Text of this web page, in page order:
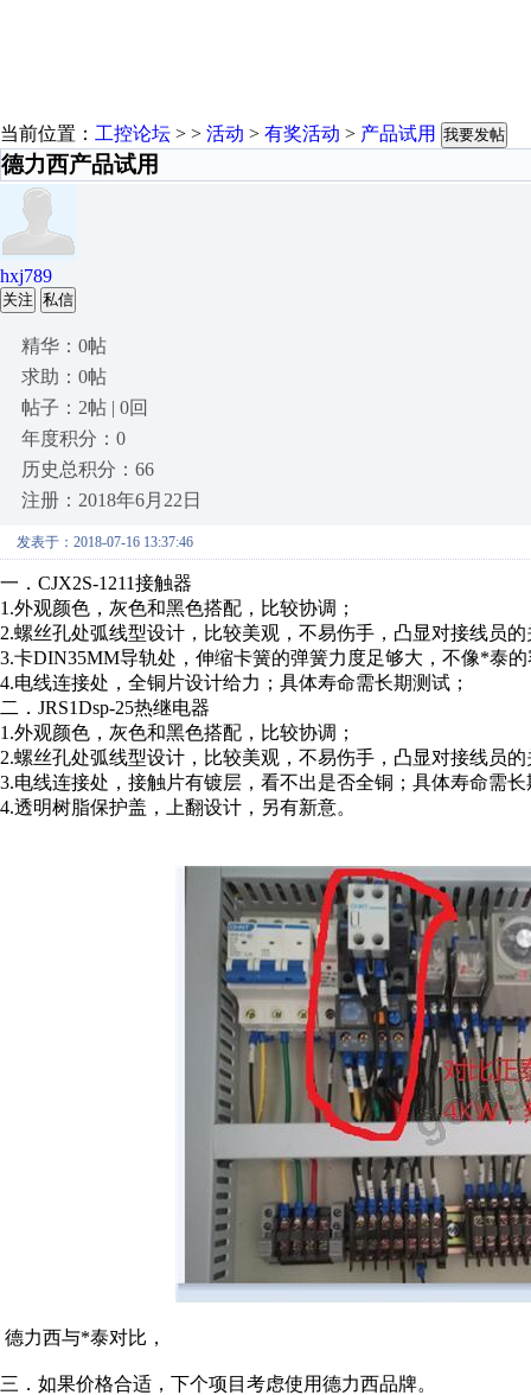
当前位置： 工控论坛 > > 活动 > 有奖活动 > 产品试用 我要发帖
德力西产品试用
hxj789
关注 私信
精华：0帖
求助：0帖
帖子：2帖 | 0回
年度积分：0
历史总积分：66
注册：2018年6月22日
发表于：2018-07-16 13:37:46
一． CJX2S-1211接触器
1.外观颜色，灰色和黑色搭配，比较协调；
2.螺丝孔处弧线型设计，比较美观，不易伤手，凸显对接线员的
3.卡DIN35MM导轨处，伸缩卡簧的弹簧力度足够大，不像*泰
4.电线连接处，全铜片设计给力；具体寿命需长期测试；
二． JRS1Dsp-25热继电器
1.外观颜色，灰色和黑色搭配，比较协调；
2.螺丝孔处弧线型设计，比较美观，不易伤手，凸显对接线员的
3.电线连接处，接触片有镀层，看不出是否全铜；具体寿命需
4.透明树脂保护盖，上翻设计，另有新意。
德力西与*泰对比，
三．如果价格合适，下个项目考虑使用德力西品牌。